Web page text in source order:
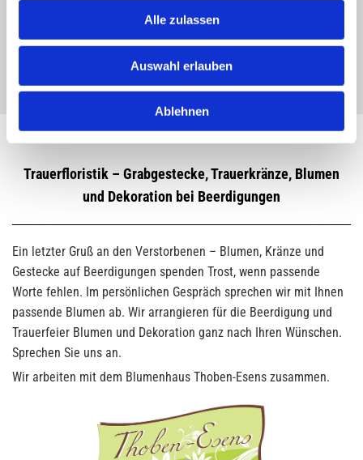
Alle zulassen
Auswahl erlauben
Ablehnen
Staffeln oder es handelt sich um ein Gemeinschaftsgrabfeld.
Wir beraten Sie gern zu sämtlichen Bestattungsarten und sind
Trauerfloristik – Grabgestecke, Trauerkränze, Blumen
und Dekoration bei Beerdigungen
Ein letzter Gruß an den Verstorbenen – Blumen, Kränze und
Gestecke auf Beerdigungen spenden Trost, wenn passende
Worte fehlen. Im persönlichen Gespräch sprechen wir mit Ihnen
passende Blumen ab. Wir arrangieren für die Beerdigung und
Trauerfeier Blumen und Dekoration ganz nach Ihren Wünschen.
Sprechen Sie uns an.
Wir arbeiten mit dem Blumenhaus Thoben-Esens zusammen.